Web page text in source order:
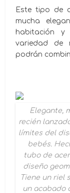
Este tipo de
mucha
habitación y
variedad de
podrán
Elegante,
recién
límites del
bebés.
tubo de
diseño
Tiene un riel
un acabado